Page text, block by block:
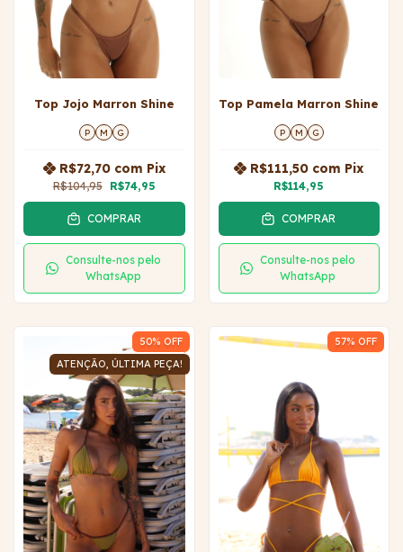
Top Jojo Marron Shine
P M G
R$104,95 R$74,95
R$72,70 com Pix
COMPRAR
Consulte-nos pelo
WhatsApp
Top Pamela Marron Shine
P M G
R$114,95
R$111,50 com Pix
COMPRAR
Consulte-nos pelo
WhatsApp
50% OFF
ATENÇÃO, ÚLTIMA PEÇA!
57% OFF